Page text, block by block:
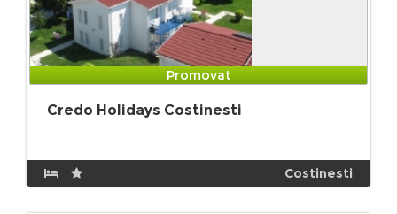
Promovat
Credo Holidays Costinesti
Costinesti